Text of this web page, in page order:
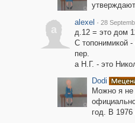
a
alexel · 28
д.12 = это дом
С топонимикой
пер.
а Н.Г. - это
Dodi
Можно я не
год. В